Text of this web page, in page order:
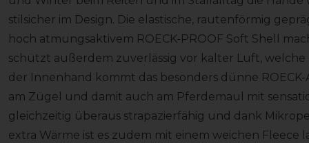
stilsicher im Design. Die elastische, rautenförmig
hoch atmungsaktivem ROECK-PROOF Soft Shell
schützt außerdem zuverlässig vor kalter Luft,
der Innenhand kommt das besonders dünne
am Zügel und damit auch am Pferdemaul mit
gleichzeitig überaus strapazierfähig und dank
extra Wärme ist es zudem mit einem weichen Fleece